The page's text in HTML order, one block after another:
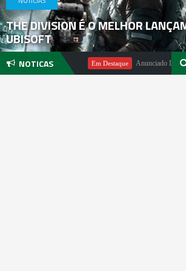
THE DIVISION É O MELHOR
UBISOFT
NOTICAS
Pachter Em Destaque Anunciado